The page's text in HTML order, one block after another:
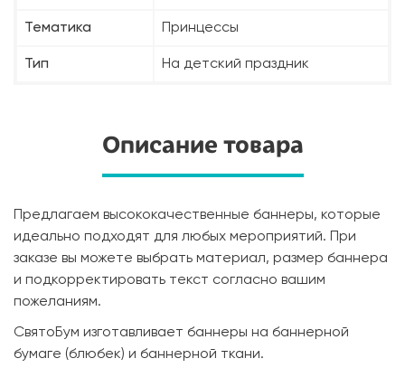
Тематика Принцессы
Тип На детский праздник
Описание товара
Предлагаем высококачественные баннеры, которые
идеально подходят для любых мероприятий. При
заказе вы можете выбрать материал, размер баннера
и подкорректировать текст согласно вашим
пожеланиям.
СвятоБум изготавливает баннеры на баннерной
бумаге (блюбек) и баннерной ткани.